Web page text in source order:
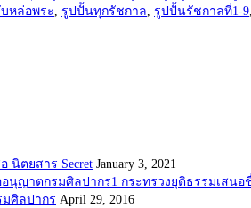
หล่อพระ, รูปปั้นทุกรัชกาล, รูปปั้นรัชกาลที่1-9,
นิตยสาร Secret January 3, 2021
กระทรวงยุติธรรมเสนอ
ศิลปากร April 29, 2016